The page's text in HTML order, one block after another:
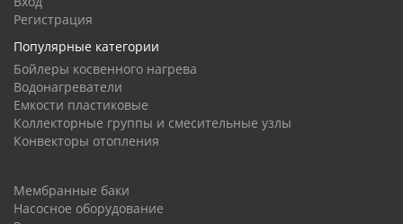
Регистрация
Популярные категории
Бойлеры косвенного нагрева
Водонагреватели
Емкости пластиковые
Коллекторные группы и смесительные узлы
Конвекторы отопления
Мембранные баки
Насосное оборудование